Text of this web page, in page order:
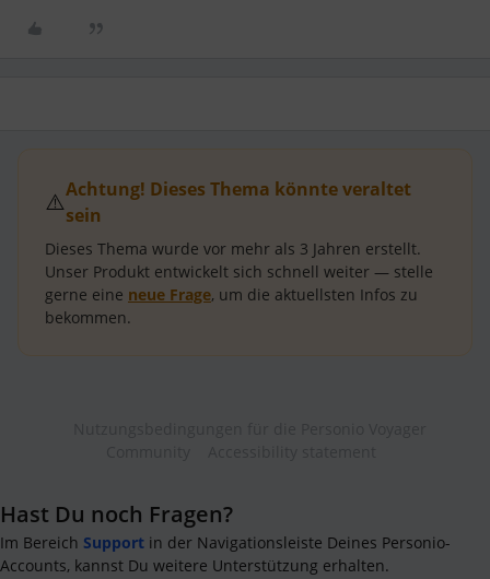
⚠️Achtung! Dieses Thema könnte veraltet
sein
Dieses Thema wurde vor mehr als 3 Jahren erstellt.
Unser Produkt entwickelt sich schnell weiter — stelle
gerne eine neue Frage, um die aktuellsten Infos zu
bekommen.
Hast Du noch Fragen?
Im Bereich Support in der Navigationsleiste Deines Personio-
Accounts, kannst Du weitere Unterstützung erhalten.